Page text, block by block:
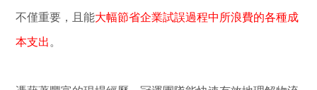
不僅重要，且能大幅節省企業試誤過程中所浪費的各種成
本支出 。